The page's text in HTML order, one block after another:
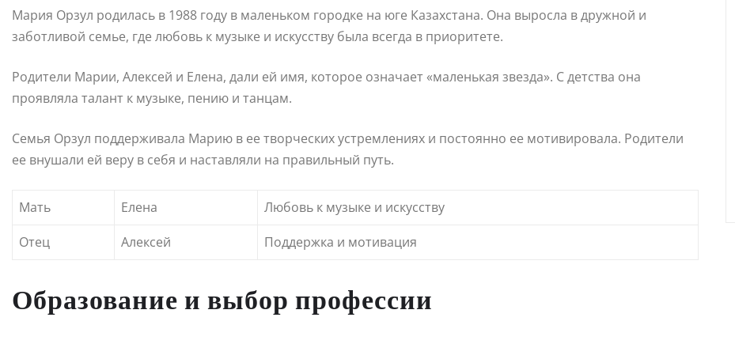
Мария Орзул родилась в 1988 году в маленьком городке на юге Казахстана. Она выросла в дружной и
заботливой семье, где любовь к музыке и искусству была всегда в приоритете.
Родители Марии, Алексей и Елена, дали ей имя, которое означает «маленькая звезда». С детства она
проявляла талант к музыке, пению и танцам.
Семья Орзул поддерживала Марию в ее творческих устремлениях и постоянно ее мотивировала. Родители
ее внушали ей веру в себя и наставляли на правильный путь.
Мать Елена
Любовь к музыке и искусству
Отец
Алексей Поддержка и мотивация
Образование и выбор профессии